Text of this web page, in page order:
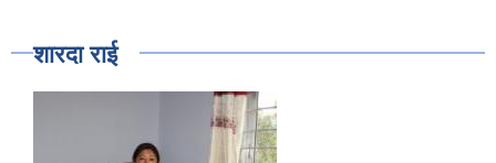
शारदा राई